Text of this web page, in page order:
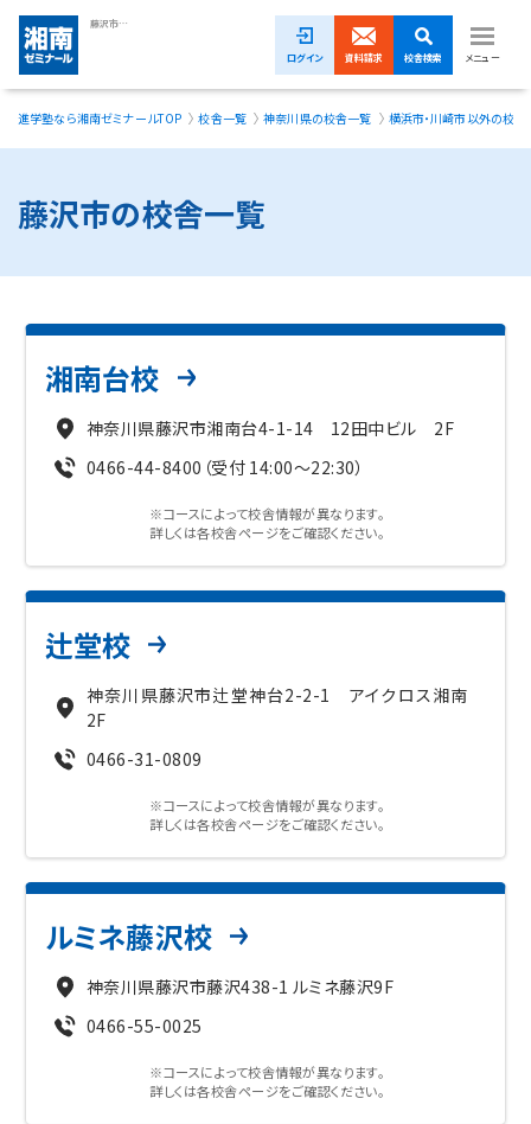
藤沢市の塾・学習塾・進学塾【湘南ゼミナール】
ログイン 資料請求 校舎検索 メニュー
1ヵ月無料体験受付中！
中学生
合格実績
入試情報
お近くの校舎を探す
閉じる
進学塾なら湘南ゼミナールTOP 校舎一覧 神奈川県の校舎一覧 横浜市・川崎市以外の校舎
藤沢市の校舎一覧
湘南台校
神奈川県藤沢市湘南台4-1-14 12田中ビル 2F
0466-44-8400（受付 14:00～22:30）
※コースによって校舎情報が異なります。
詳しくは各校舎ページをご確認ください。
辻堂校
神奈川県藤沢市辻堂神台2-2-1 アイクロス湘南
2F
0466-31-0809
※コースによって校舎情報が異なります。
詳しくは各校舎ページをご確認ください。
ルミネ藤沢校
神奈川県藤沢市藤沢438-1 ルミネ藤沢9F
0466-55-0025
※コースによって校舎情報が異なります。
詳しくは各校舎ページをご確認ください。